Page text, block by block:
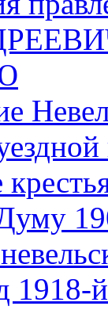
1918-